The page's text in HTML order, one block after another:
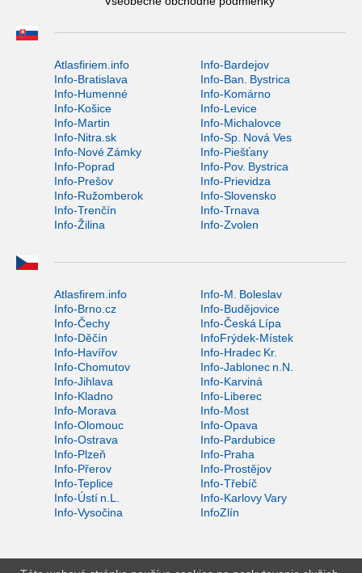
Atlasfiriem.info
Info-Bardejov
Info-Bratislava
Info-Ban. Bystrica
Info-Humenné
Info-Komárno
Info-Košice
Info-Levice
Info-Martin
Info-Michalovce
Info-Nitra.sk
Info-Sp. Nová Ves
Info-Nové Zámky
Info-Piešťany
Info-Poprad
Info-Pov. Bystrica
Info-Prešov
Info-Prievidza
Info-Ružomberok
Info-Slovensko
Info-Trenčín
Info-Trnava
Info-Žilina
Info-Zvolen
Atlasfirem.info
Info-M. Boleslav
Info-Brno.cz
Info-Budějovice
Info-Čechy
Info-Česká Lípa
Info-Děčín
InfoFrýdek-Místek
Info-Havířov
Info-Hradec Kr.
Info-Chomutov
Info-Jablonec n.N.
Info-Jihlava
Info-Karviná
Info-Kladno
Info-Liberec
Info-Morava
Info-Most
Info-Olomouc
Info-Opava
Info-Ostrava
Info-Pardubice
Info-Plzeň
Info-Praha
Info-Přerov
Info-Prostějov
Info-Teplice
Info-Třebíč
Info-Ústí n.L.
Info-Karlovy Vary
Info-Vysočina
InfoZlín